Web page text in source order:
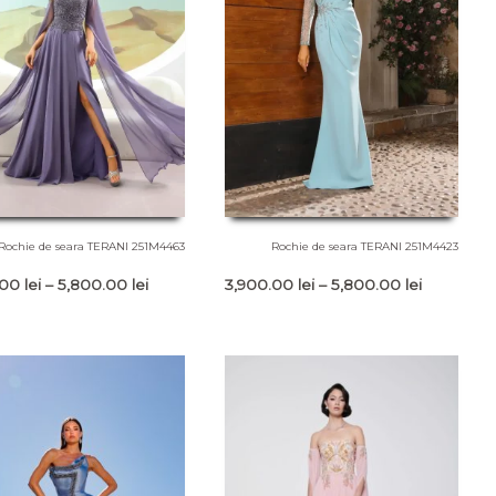
Rochie de seara TERANI 251M4463
lei – 5,800.00 leiInterval
Rochie de seara TERANI 251M4423
3,900.00 lei – 5,800.00 leiInterval